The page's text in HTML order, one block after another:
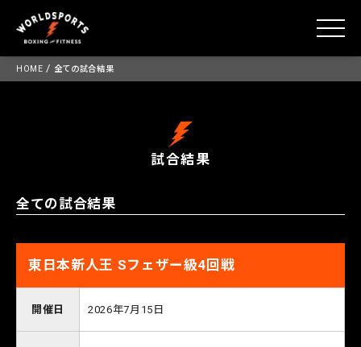
Skip
to
HOME / 全ての試合結果
試合結果
全ての試合結果
東日本新人王 Sフェザー級4回戦
開催日 2026年7月15日